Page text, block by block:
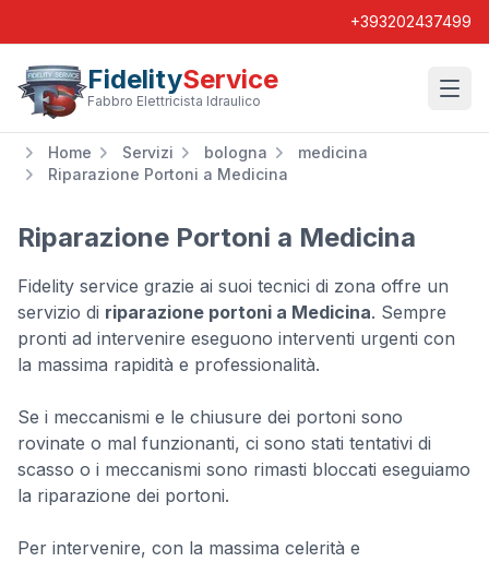
+393202437499
FidelityService
Fabbro Elettricista Idraulico
Home Servizi bologna
medicina
Riparazione Portoni a Medicina
Riparazione Portoni a Medicina
Fidelity service grazie ai suoi tecnici di zona offre un
servizio di riparazione portoni a Medicina. Sempre
pronti ad intervenire eseguono interventi urgenti con
la massima rapidità e professionalità.
Se i meccanismi e le chiusure dei portoni sono
rovinate o mal funzionanti, ci sono stati tentativi di
scasso o i meccanismi sono rimasti bloccati eseguiamo
la riparazione dei portoni.
Per intervenire, con la massima celerità e